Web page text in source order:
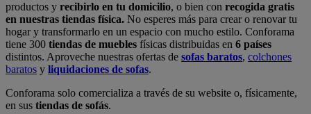
productos y recibirlo en tu domicilio, o bien con recogida gratis
en nuestras tiendas física. No esperes más para crear o renovar tu
hogar y transformarlo en un espacio con mucho estilo. Conforama
tiene 300 tiendas de muebles físicas distribuidas en 6 países
distintos. Aproveche nuestras ofertas de sofas baratos, colchones
baratos y liquidaciones de sofas.
Conforama solo comercializa a través de su website o, físicamente,
en sus tiendas de sofás.